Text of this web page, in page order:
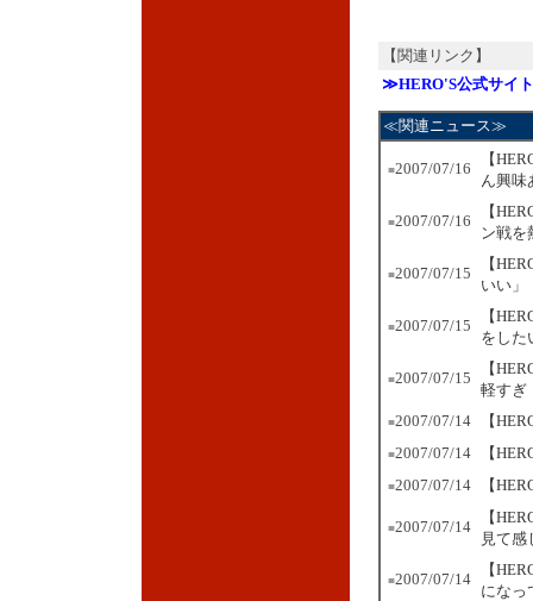
【関連リンク】
≫HERO'S公式サイト
≪関連ニュース≫
■2007/07/16
【
ん興味
■2007/07/16
【
ン戦を
■2007/07/15
【
いい」
■2007/07/15
【
をした
■2007/07/15
【
軽すぎ
■2007/07/14 【
■2007/07/14 【
■2007/07/14 【
■2007/07/14
【
見て感
■2007/07/14
【
になっ